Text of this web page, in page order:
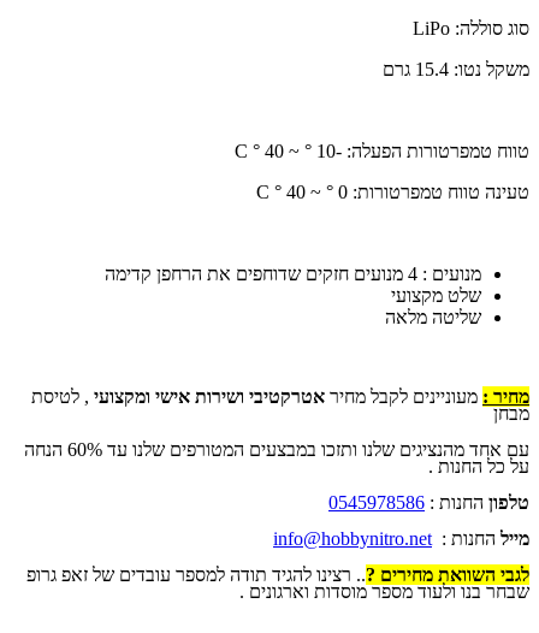
סוג סוללה: LiPo
משקל נטו: 15.4 גרם
טווח טמפרטורות הפעלה: -10 ° ~ 40 ° C
טעינה טווח טמפרטורות: 0 ° ~ 40 ° C
מנועים : 4 מנועים חזקים שדוחפים את הרחפן קדימה
שלט מקצועי
שליטה מלאה
מחיר : מעוניינים לקבל מחיר אטרקטיבי ושירות אישי ומקצועי , לטיסת
מבחן
עם אחד מהנציגים שלנו ותזכו במבצעים המטורפים שלנו עד 60% הנחה
על כל החנות .
טלפון החנות : 0545978586
מייל החנות : info@hobbynitro.net
לגבי השוואת מחירים ?.. רצינו להגיד תודה למספר עובדים של זאפ גרופ
שבחר בנו ולעוד מספר מוסדות וארגונים .